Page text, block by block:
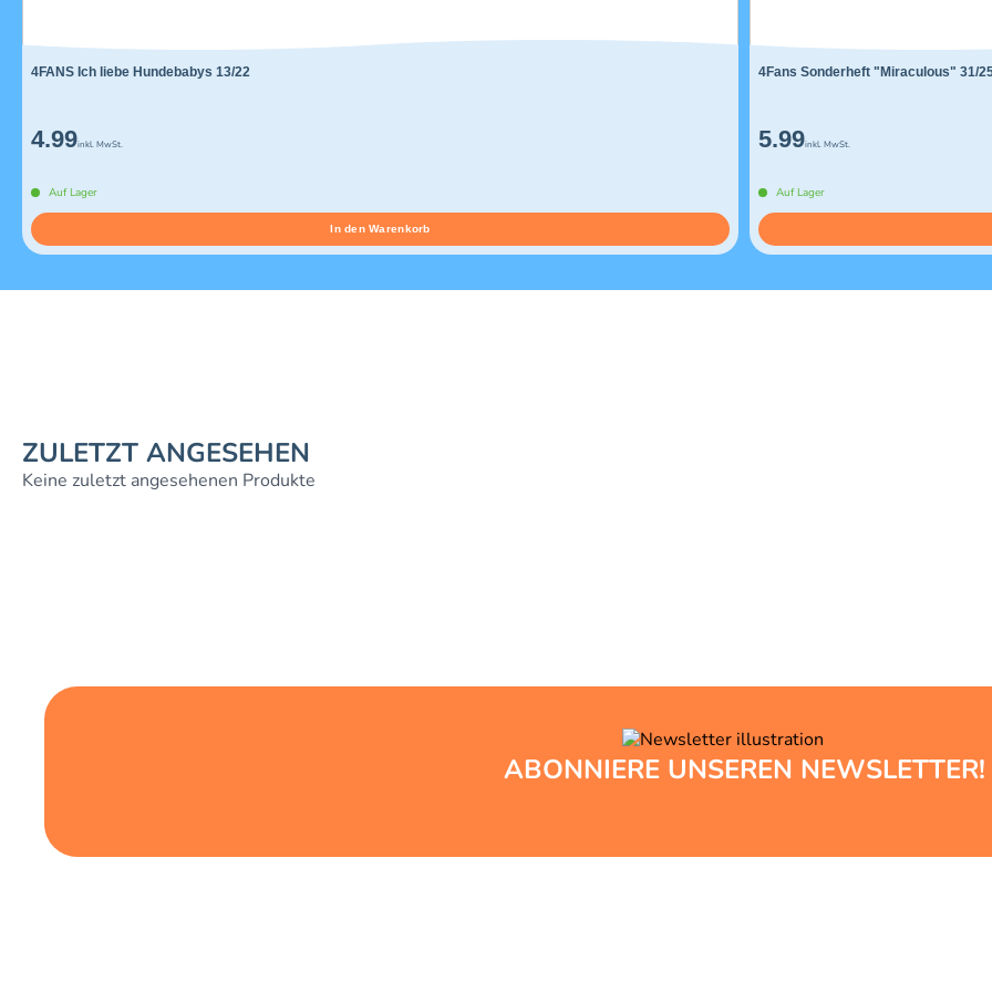
4FANS Ich liebe Hundebabys 13/22
4.99inkl. MwSt.
Auf Lager
In den Warenkorb
4Fans Sonderheft "Miraculous" 31/
5.99inkl. MwSt.
Auf Lager
ZULETZT ANGESEHEN
Keine zuletzt angesehenen Produkte
ABONNIERE UNSEREN NEWSLETTER!